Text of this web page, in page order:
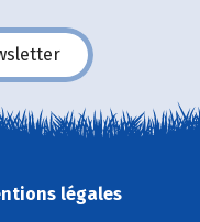
légales